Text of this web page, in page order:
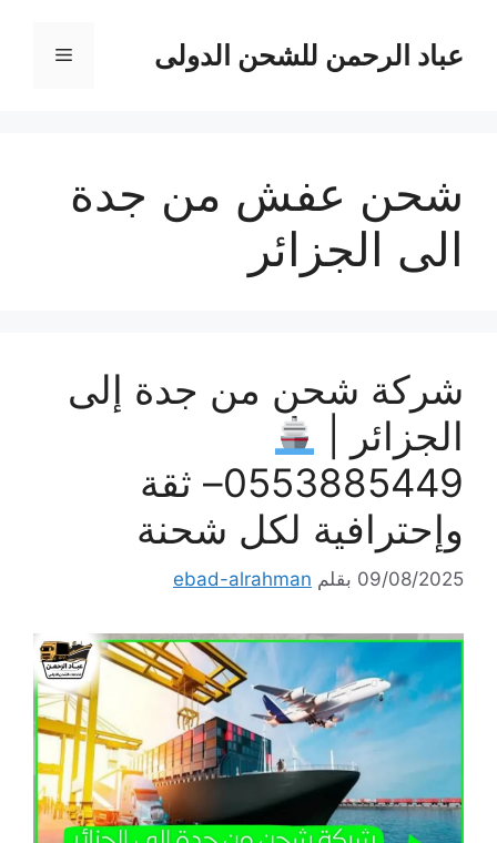
المحتوىعباد الرحمن للشحن الدولى القائمة
شحن عفش من جدة
الى الجزائر
شركة شحن من جدة إلى
الجزائر |
0553885449– ثقة
وإحترافية لكل شحنة
09/08/2025 بقلم ebad-alrahman